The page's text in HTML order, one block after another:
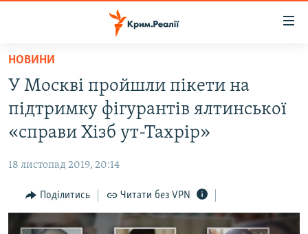
Перейти
основного
матеріалу
Перейти
до
основної
Перейти
до
пошуку
ВІДЕО ТА ФОТО
БЛОГИ
ПОГЛЯД
ІНТЕРВ'Ю
НОВИНИ
У Москві пройшли пікети на
підтримку фігурантів ялтинської
«справи Хізб ут-Тахрір»
18 листопад 2019, 20:14
Поділитись Читати без VPN